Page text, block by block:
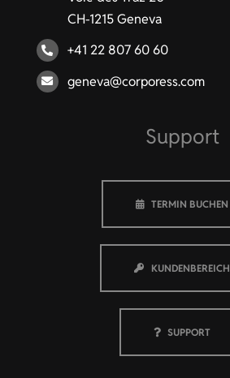
CH-1215 Geneva
+41 22 807 60 60
geneva@corporess.com
Support
TERMIN BUCHEN
KUNDENBEREICH
SUPPORT